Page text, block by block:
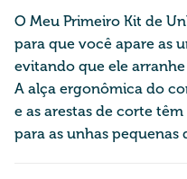
O Meu Primeiro Kit de
para que você apare as
evitando que ele
A alça ergonômica do
e as arestas de corte
para as unhas pequenas